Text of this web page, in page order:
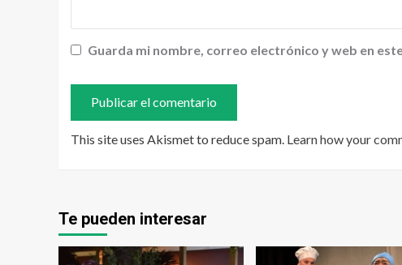
Guarda mi nombre, correo electrónico y web en
This site uses Akismet to reduce spam. Learn how your
Te pueden interesar